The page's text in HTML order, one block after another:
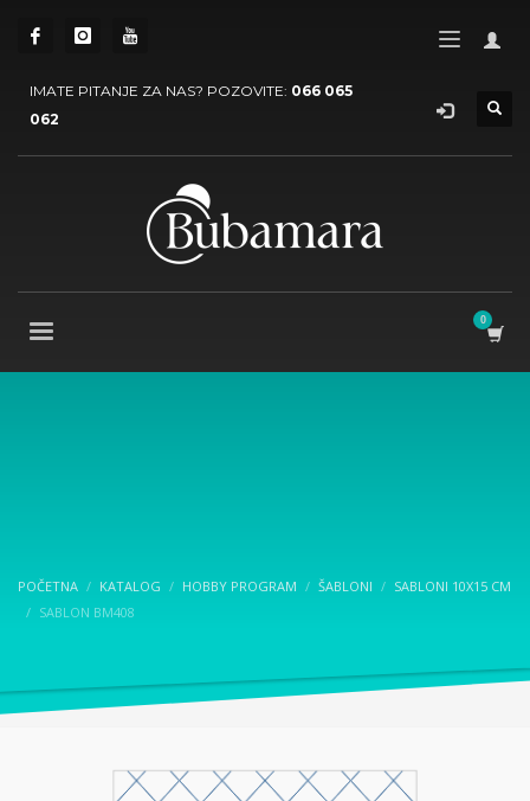
IMATE PITANJE ZA NAS? POZOVITE: 066 065
062
POČETNA KATALOG HOBBY PROGRAM ŠABLONI
SABLONI 10X15 CM
SABLON BM408